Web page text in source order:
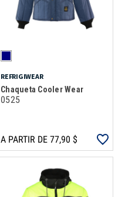
REFRIGIWEAR
Chaqueta Cooler Wear
0525
A PARTIR DE 77,90 $